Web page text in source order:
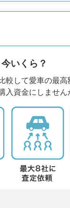
いくら？
較して愛車の最
入資金にしません